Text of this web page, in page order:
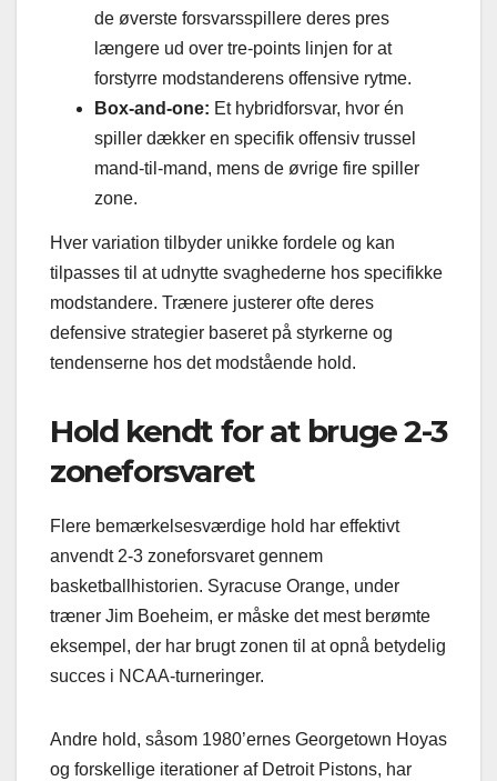
de øverste forsvarsspillere deres pres
længere ud over tre-points linjen for at
forstyrre modstanderens offensive rytme.
Box-and-one: Et hybridforsvar, hvor én
spiller dækker en specifik offensiv trussel
mand-til-mand, mens de øvrige fire spiller
zone.
Hver variation tilbyder unikke fordele og kan
tilpasses til at udnytte svaghederne hos specifikke
modstandere. Trænere justerer ofte deres
defensive strategier baseret på styrkerne og
tendenserne hos det modstående hold.
Hold kendt for at bruge 2-3
zoneforsvaret
Flere bemærkelsesværdige hold har effektivt
anvendt 2-3 zoneforsvaret gennem
basketballhistorien. Syracuse Orange, under
træner Jim Boeheim, er måske det mest berømte
eksempel, der har brugt zonen til at opnå betydelig
succes i NCAA-turneringer.
Andre hold, såsom 1980’ernes Georgetown Hoyas
og forskellige iterationer af Detroit Pistons, har